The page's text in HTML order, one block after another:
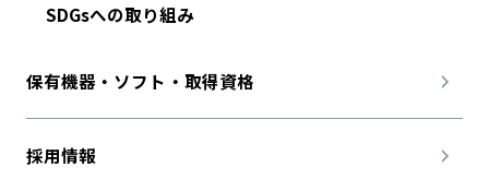
SDGsへの取り組み
保有機器・ソフト・取得資格
採用情報